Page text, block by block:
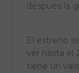
después la
El estreno
ver hasta el
tiene un